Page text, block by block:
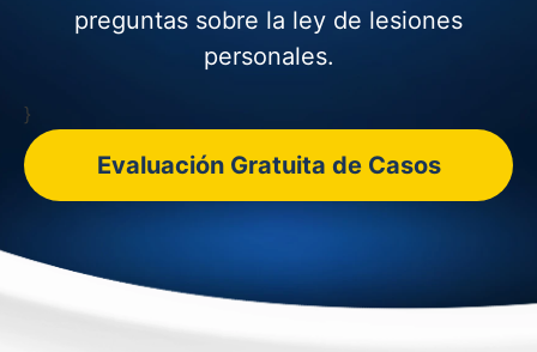
preguntas sobre la ley de lesiones
personales.
}
Evaluación Gratuita de Casos